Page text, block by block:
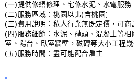
(一)提供修繕修理、宅修水泥、水電服務
(二)服務區域：桃園以北(含桃園)
(三)費用說明：私人行業無既定價，可商
(四)服務細節：水泥、磚頭、混凝土等相
室、陽台、臥室牆壁，磁磚等大小工程
(五)服務時間：盡可能配合雇主